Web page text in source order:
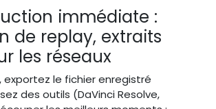
immédiate :
de replay, extraits
les réseaux
exportez le fichier enregistré
des outils (DaVinci Resolve,